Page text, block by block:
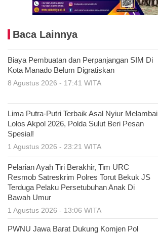
Baca Lainnya
Biaya Pembuatan dan Perpanjangan SIM Di
Kota Manado Belum Digratiskan
8 Agustus 2026 - 17:41 WITA
Lima Putra-Putri Terbaik Asal Nyiur Melambai
Lolos Akpol 2026, Polda Sulut Beri Pesan
Spesial!
1 Agustus 2026 - 23:21 WITA
Pelarian Ayah Tiri Berakhir, Tim URC
Resmob Satreskrim Polres Torut Bekuk JS
Terduga Pelaku Persetubuhan Anak Di
Bawah Umur
1 Agustus 2026 - 13:06 WITA
PWNU Jawa Barat Dukung Komjen Pol